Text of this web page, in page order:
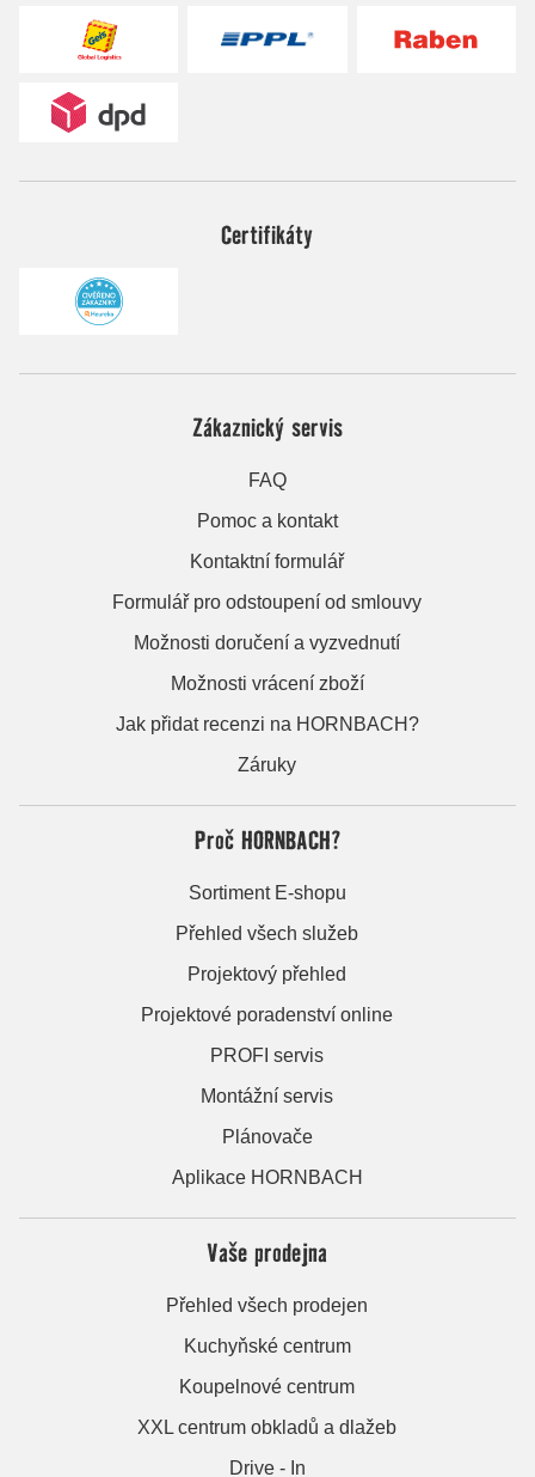
Certifikáty
Zákaznický servis
FAQ
Pomoc a kontakt
Kontaktní formulář
Formulář pro odstoupení od smlouvy
Možnosti doručení a vyzvednutí
Možnosti vrácení zboží
Jak přidat recenzi na HORNBACH?
Záruky
Proč HORNBACH?
Sortiment E-shopu
Přehled všech služeb
Projektový přehled
Projektové poradenství online
PROFI servis
Montážní servis
Plánovače
Aplikace HORNBACH
Vaše prodejna
Přehled všech prodejen
Kuchyňské centrum
Koupelnové centrum
XXL centrum obkladů a dlažeb
Drive - In